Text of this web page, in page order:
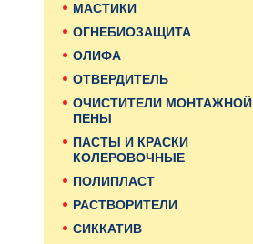
МАСТИКИ
ОГНЕБИОЗАЩИТА
ОЛИФА
ОТВЕРДИТЕЛЬ
ОЧИСТИТЕЛИ МОНТАЖНОЙ
ПЕНЫ
ПАСТЫ И КРАСКИ
КОЛЕРОВОЧНЫЕ
ПОЛИПЛАСТ
РАСТВОРИТЕЛИ
СИККАТИВ